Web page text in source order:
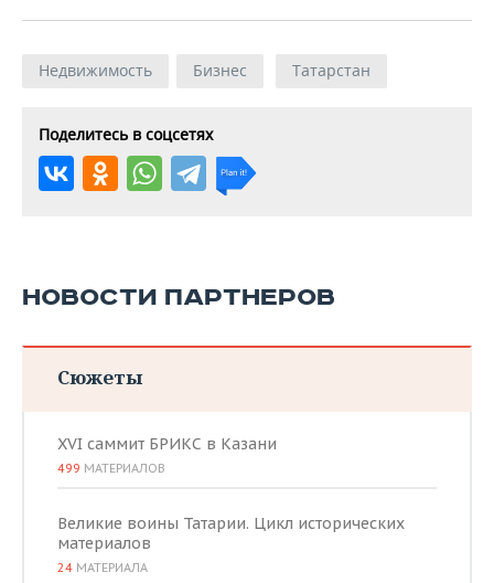
Недвижимость Бизнес Татарстан
Поделитесь в соцсетях
НОВОСТИ ПАРТНЕРОВ
Сюжеты
XVI саммит БРИКС в Казани
499 МАТЕРИАЛОВ
Великие воины Татарии. Цикл исторических
материалов
24 МАТЕРИАЛА